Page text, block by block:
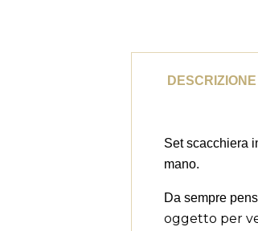
DESCRIZIONE
Set scacchiera
mano.
Da sempre
oggetto per